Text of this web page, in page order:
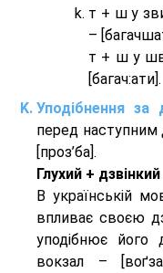
т + ш у
–
т + ш у
[багач:ати].
Уподібнення за
перед наступним
[проз’ба].
Глухий +
В українській
впливає своєю
уподібнює його
вокзал –